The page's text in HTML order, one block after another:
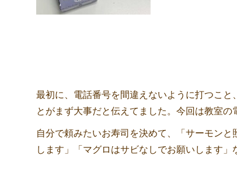
最初に、電話番号を間違えないように打つこと
とがまず大事だと伝えてました。今回は教室の
自分で頼みたいお寿司を決めて、「サーモン
します」「マグロはサビなしでお願いします